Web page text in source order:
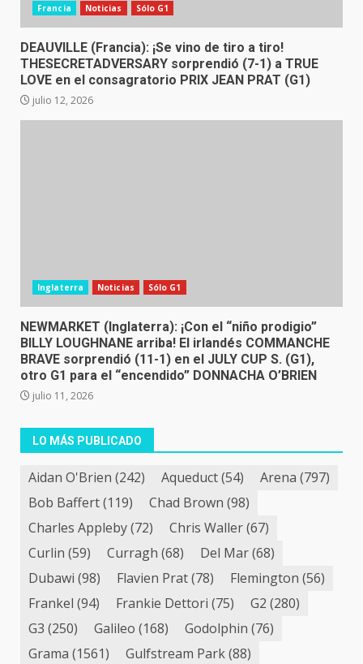
Francia Noticias Sólo G1
DEAUVILLE (Francia): ¡Se vino de tiro a tiro!
THESECRETADVERSARY sorprendió (7-1) a TRUE
LOVE en el consagratorio PRIX JEAN PRAT (G1)
julio 12, 2026
Inglaterra Noticias Sólo G1
NEWMARKET (Inglaterra): ¡Con el “niño prodigio”
BILLY LOUGHNANE arriba! El irlandés COMMANCHE
BRAVE sorprendió (11-1) en el JULY CUP S. (G1),
otro G1 para el “encendido” DONNACHA O’BRIEN
julio 11, 2026
LO MÁS PUBLICADO
Aidan O'Brien (242) Aqueduct(54) Arena (797)
Bob Baffert(119) Chad Brown (98)
Charles Appleby(72) Chris Waller(67)
Curlin (59) Curragh (68) Del Mar(68)
Dubawi (98) Flavien Prat(78) Flemington (56)
Frankel (94) Frankie Dettori (75) G2 (280)
G3 (250) Galileo (168) Godolphin (76)
Grama (1561) Gulfstream Park(88)